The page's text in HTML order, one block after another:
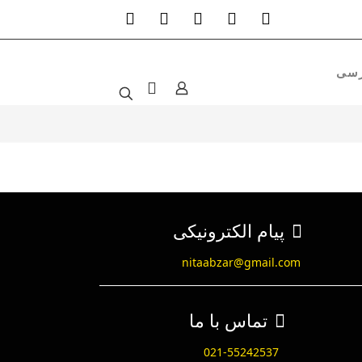
پیام الکترونیکی
nitaabzar@gmail.com
تماس با ما
021-55242537